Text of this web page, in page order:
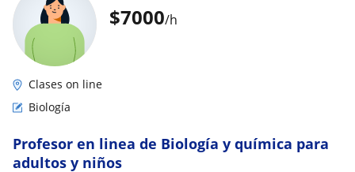
$7000/h
Clases on line
Biología
Profesor en linea de Biología y química para
adultos y niños